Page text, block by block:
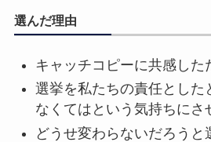
選んだ理由
キャッチコピーに共感した
選挙を私たちの責任とした
なくてはという気持ちにさ
どうせ変わらないだろうと